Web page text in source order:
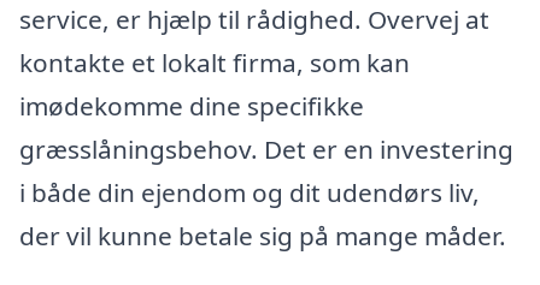
service, er hjælp til rådighed. Overvej at
kontakte et lokalt firma, som kan
imødekomme dine specifikke
græsslåningsbehov. Det er en investering
i både din ejendom og dit udendørs liv,
der vil kunne betale sig på mange måder.